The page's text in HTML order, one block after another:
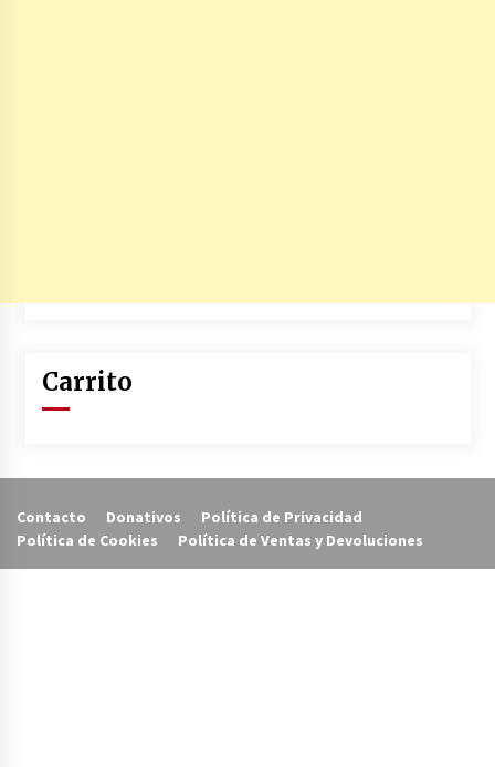
Carrito
Contacto Donativos
Política de Privacidad
Política de Cookies
Política de Ventas y Devoluciones